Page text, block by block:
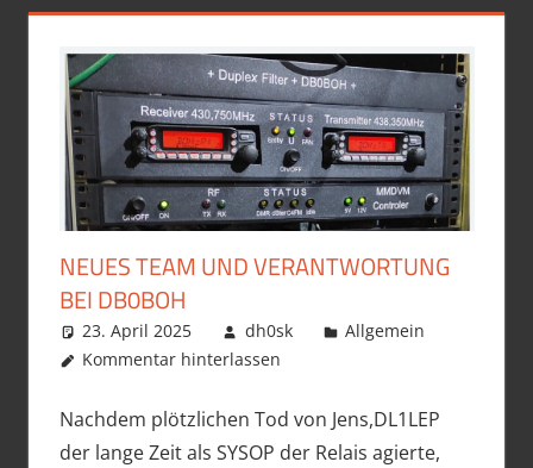
NEUES TEAM UND VERANTWORTUNG
BEI DB0BOH
23. April 2025 dh0sk
Allgemein
Kommentar hinterlassen
Nachdem plötzlichen Tod von Jens,DL1LEP
der lange Zeit als SYSOP der Relais agierte,